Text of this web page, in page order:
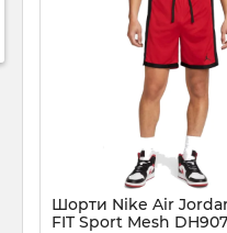
Шорти Nike Air
FIT Sport Mesh